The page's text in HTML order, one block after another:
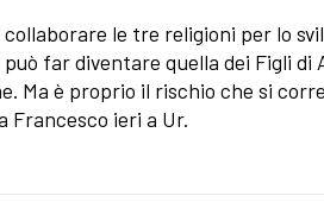
le tre religioni per lo
far diventare quella dei Figli di
Ma è proprio il rischio che si
Francesco ieri a Ur.